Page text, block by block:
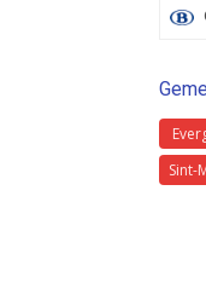
Sint-